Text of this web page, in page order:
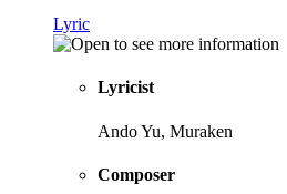
Lyric
Lyricist
Ando Yu, Muraken
Composer